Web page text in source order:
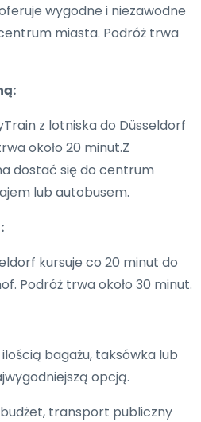
wygodne i niezawodne
miasta. Podróż trwa
z lotniska do Düsseldorf
około 20 minut.Z
dostać się do centrum
lub autobusem.
kursuje co 20 minut do
Podróż trwa około 30 minut.
bagażu, taksówka lub
opcją.
transport publiczny